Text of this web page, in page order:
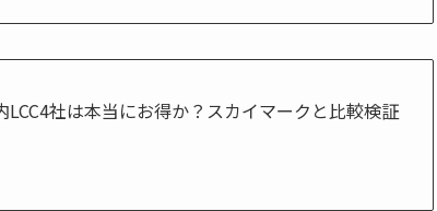
LCC4社は本当にお得か？スカイマークと比較検証